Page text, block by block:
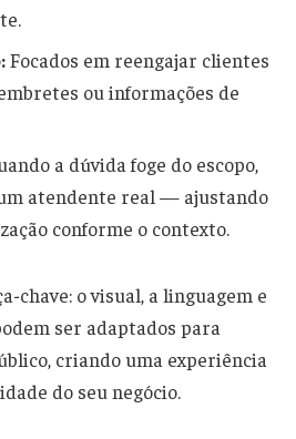
Focados em reengajar clientes
ou informações de
a dúvida foge do escopo,
atendente real — ajustando
conforme o contexto.
chave: o visual, a linguagem e
ser adaptados para
criando uma experiência
do seu negócio.